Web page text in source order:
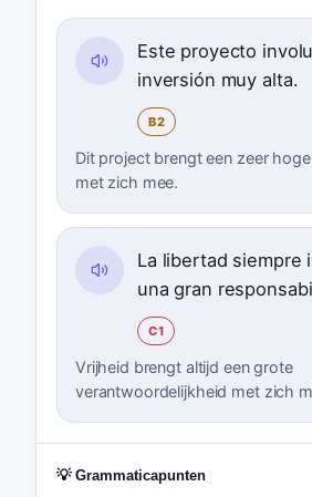
Este proyecto
inversión muy alta.
B2
Dit project brengt een zeer
met zich mee.
La libertad siempre
una gran
C1
Vrijheid brengt altijd een grote
verantwoordelijkheid met zich
💡 Grammaticapunten